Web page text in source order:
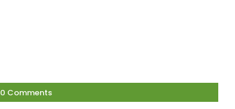
0 Comments